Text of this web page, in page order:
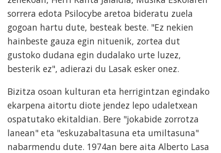
sorrera edota Psilocybe aretoa bideratu zuela
gogoan hartu dute, besteak beste. "Ez nekien
hainbeste gauza egin nituenik, zortea dut
gustoko dudana egin dudalako urte luzez,
besterik ez", adierazi du Lasak esker onez.
Bizitza osoan kulturan eta herrigintzan egindako
ekarpena aitortu diote jendez lepo udaletxean
ospatutako ekitaldian. Bere "jokabide zorrotza
lanean" eta "eskuzabaltasuna eta umiltasuna"
nabarmendu dute. 1974an bere aita Alberto Lasa